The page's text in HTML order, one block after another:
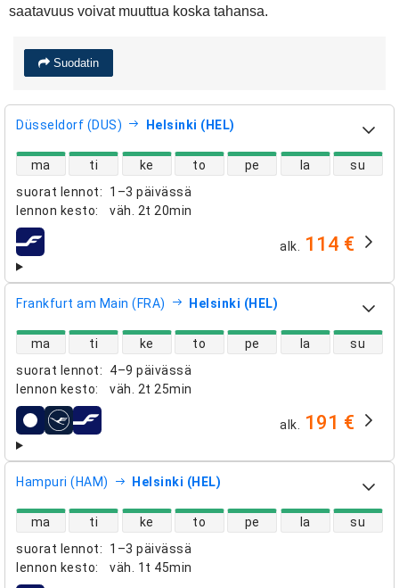
saatavuus voivat muuttua koska tahansa.
Suodatin
Düsseldorf (DUS) Helsinki (HEL)
suorat lennot:
1–3 päivässä
lennon kesto: väh. 2t 20min
suorien lentojen saatavuus
ma ti ke to pe la su
lentoyhtiöt alk. 114 €
Frankfurt am Main (FRA) Helsinki (HEL)
suorat lennot:
4–9 päivässä
lennon kesto: väh. 2t 25min
suorien lentojen saatavuus
ma ti ke to pe la su
lentoyhtiöt alk. 191 €
Hampuri (HAM) Helsinki (HEL)
suorat lennot:
1–3 päivässä
lennon kesto: väh. 1t 45min
suorien lentojen saatavuus
ma ti ke to pe la su